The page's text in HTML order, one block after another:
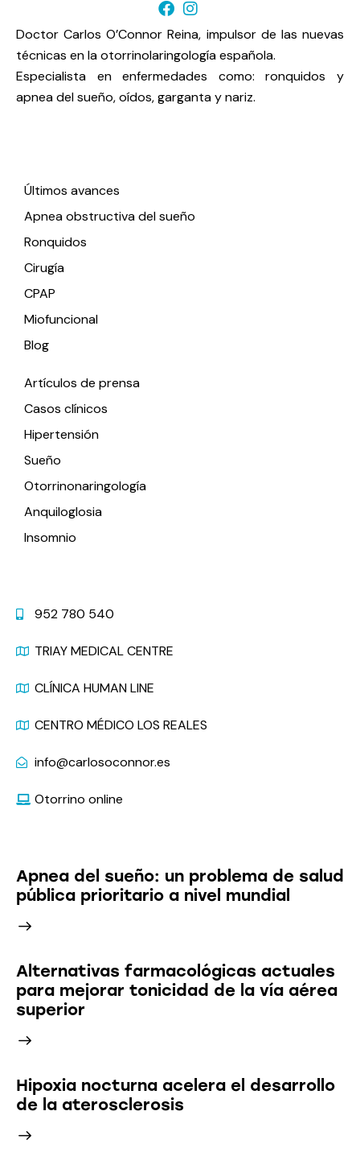
Doctor Carlos O’Connor Reina, impulsor de las nuevas
técnicas en la otorrinolaringología española.
Especialista en enfermedades como: ronquidos y
apnea del sueño, oídos, garganta y nariz.
Últimos avances
Apnea obstructiva del sueño
Ronquidos
Cirugía
CPAP
Miofuncional
Blog
Artículos de prensa
Casos clínicos
Hipertensión
Sueño
Otorrinonaringología
Anquiloglosia
Insomnio
952 780 540
TRIAY MEDICAL CENTRE
CLÍNICA HUMAN LINE
CENTRO MÉDICO LOS REALES
info@carlosoconnor.es
Otorrino online
Apnea del sueño: un problema de salud
pública prioritario a nivel mundial
Alternativas farmacológicas actuales
para mejorar tonicidad de la vía aérea
superior
Hipoxia nocturna acelera el desarrollo
de la aterosclerosis